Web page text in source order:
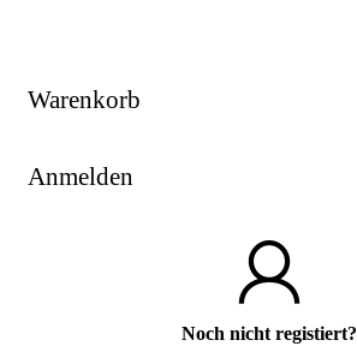
Warenkorb
Anmelden
Noch nicht registiert?